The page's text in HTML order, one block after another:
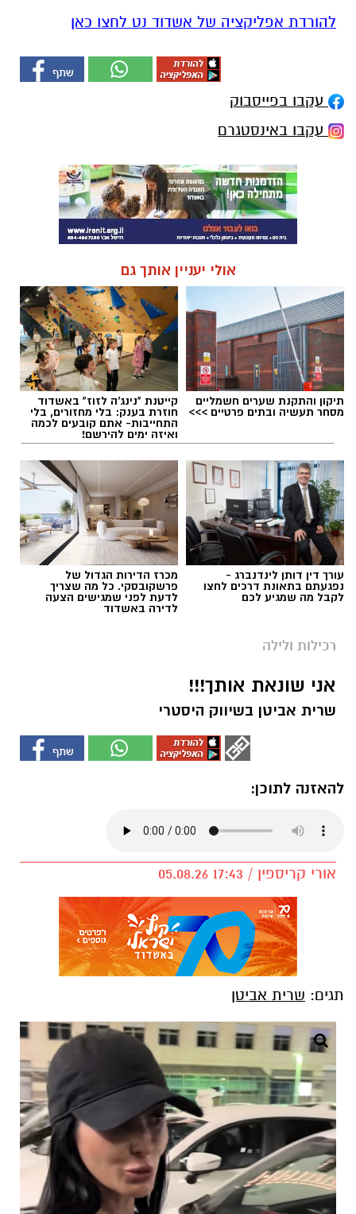
להורדת אפליקציה של אשדוד נט לחצו כאן
עקבו בפייסבוק
עקבו באינסטגרם
אולי יעניין אותך גם
תיקון והתקנת שערים חשמליים
מסחר תעשיה ובתים פרטיים >>>
קייטנת "נינג'ה לזוז" באשדוד
חוזרת בענק: בלי מחזורים, בלי
התחייבות- אתם קובעים לכמה
ואיזה ימים להירשם!
עורך דין דותן לינדנברג -
נפגעתם בתאונת דרכים לחצו
לקבל מה שמגיע לכם
מכרז הדירות הגדול של
פרשקובסקי. כל מה שצריך
לדעת לפני שמגישים הצעה
לדירה באשדוד
רכילות ולילה
אני שונאת אותך!!!
שרית אביטן בשיווק היסטרי
להאזנה לתוכן:
אורי קריספין / 17:43 05.08.26
תגים: שרית אביטן